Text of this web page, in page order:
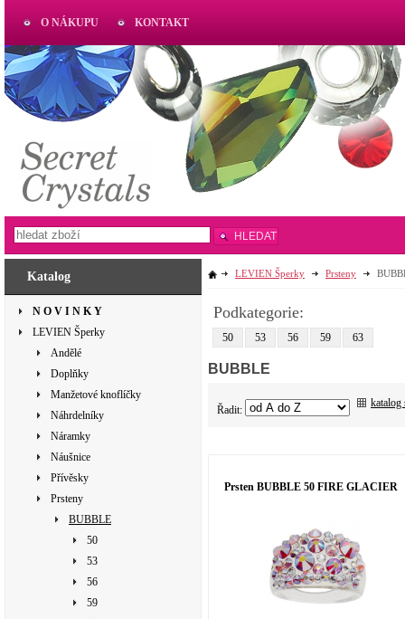
Katalog
N O V I N K Y
LEVIEN Šperky
Andělé
Doplňky
Manžetové knoflíčky
Náhrdelníky
Náramky
Náušnice
Přívěsky
Prsteny
BUBBLE
50
53
56
59
LEVIEN Šperky Prsteny
Podkategorie:
50 53 56 59 63
BUBBLE
Řadit:
katalog
Prsten BUBBLE 50 FIRE GLACIER
O NÁKUPU KONTAKT
AKTUAL
www.aktual-koralky.cz
HLEDAT